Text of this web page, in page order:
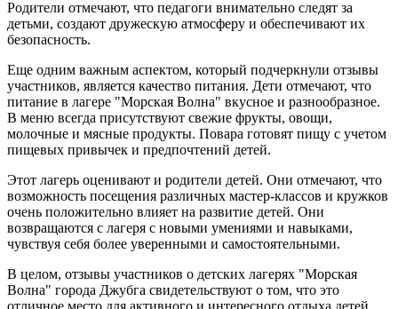
Родители отмечают, что педагоги внимательно следят за
детьми, создают дружескую атмосферу и обеспечивают их
безопасность.
Еще одним важным аспектом, который подчеркнули отзывы
участников, является качество питания. Дети отмечают, что
питание в лагере "Морская Волна" вкусное и разнообразное.
В меню всегда присутствуют свежие фрукты, овощи,
молочные и мясные продукты. Повара готовят пищу с учетом
пищевых привычек и предпочтений детей.
Этот лагерь оценивают и родители детей. Они отмечают, что
возможность посещения различных мастер-классов и кружков
очень положительно влияет на развитие детей. Они
возвращаются с лагеря с новыми умениями и навыками,
чувствуя себя более уверенными и самостоятельными.
В целом, отзывы участников о детских лагерях "Морская
Волна" города Джубга свидетельствуют о том, что это